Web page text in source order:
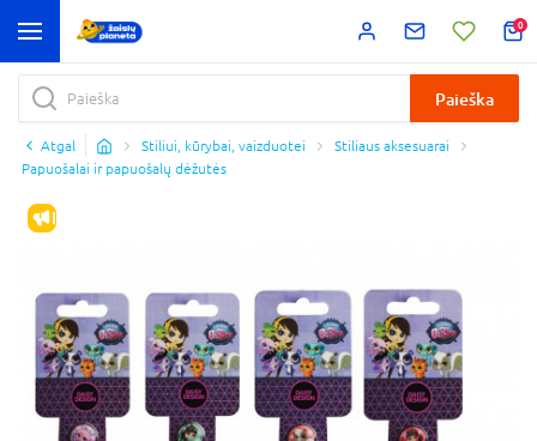
0
Paieška
Atgal Stiliui, kūrybai, vaizduotei
Stiliaus aksesuarai
Papuošalai ir papuošalų dėžutės
IŠPARDAVIMAS